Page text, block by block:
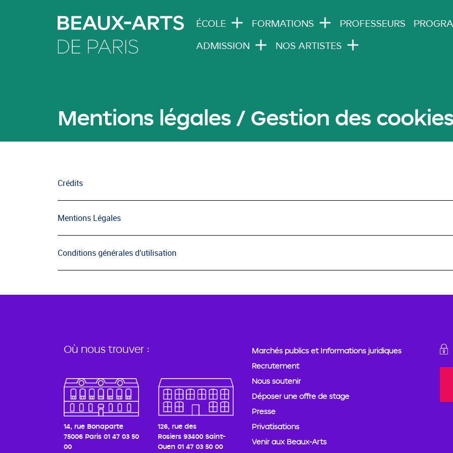
MAIN NAVIGATION
ÉCOLE FORMATIONS PROFESSEURS
ADMISSION
NOS ARTISTES
Mentions légales / Gestion des
Crédits
Mentions Légales
Conditions générales d'utilisation
Où nous trouver :
14, rue Bonaparte
75006 Paris 01 47 03 50
00
126, rue des
Rosiers 93400 Saint-
Ouen 01 47 03 50 00
Marchés publics et Informations juridiques
Recrutement
Nous soutenir
Déposer une offre de stage
Presse
Privatisations
Venir aux Beaux-Arts